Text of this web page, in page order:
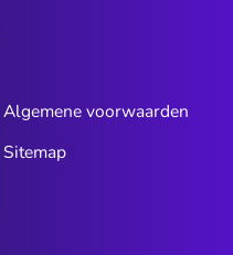
Algemene voorwaarden
Sitemap